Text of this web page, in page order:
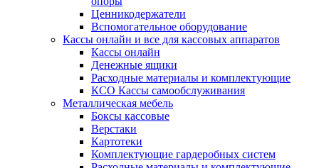
Ценникодержатели
Вспомогательное оборудование
Кассы онлайн и все для кассовых аппаратов
Кассы онлайн
Денежные ящики
Расходные материалы и комплектующие
КСО Кассы самообслуживания
Металлическая мебель
Боксы кассовые
Верстаки
Картотеки
Комплектующие гардеробных систем